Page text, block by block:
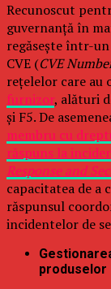
Recunoscut
guvernanță în
regăsește într-
CVE (CVE
rețelelor care au
furnizor, alături
și F5. De
membru cu
răspuns la
Response and
capacitatea de a
răspunsul
incidentelor de
produselor